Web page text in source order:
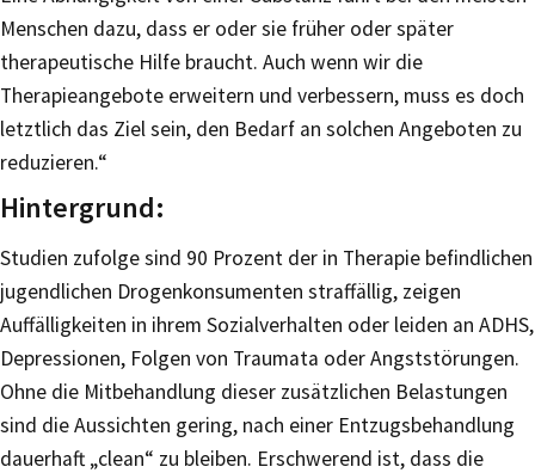
Menschen dazu, dass er oder sie früher oder später
therapeutische Hilfe braucht. Auch wenn wir die
Therapieangebote erweitern und verbessern, muss es doch
letztlich das Ziel sein, den Bedarf an solchen Angeboten zu
reduzieren.“
Hintergrund:
Studien zufolge sind 90 Prozent der in Therapie befindlichen
jugendlichen Drogenkonsumenten straffällig, zeigen
Auffälligkeiten in ihrem Sozialverhalten oder leiden an ADHS,
Depressionen, Folgen von Traumata oder Angststörungen.
Ohne die Mitbehandlung dieser zusätzlichen Belastungen
sind die Aussichten gering, nach einer Entzugsbehandlung
dauerhaft „clean“ zu bleiben. Erschwerend ist, dass die